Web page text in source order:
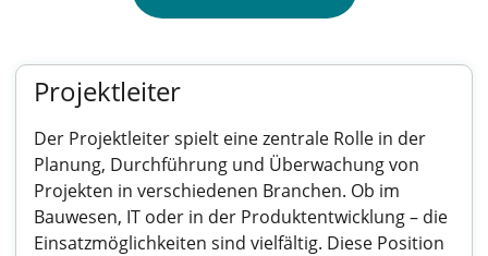
Projektleiter
Der Projektleiter spielt eine zentrale Rolle in der
Planung, Durchführung und Überwachung von
Projekten in verschiedenen Branchen. Ob im
Bauwesen, IT oder in der Produktentwicklung – die
Einsatzmöglichkeiten sind vielfältig. Diese Position